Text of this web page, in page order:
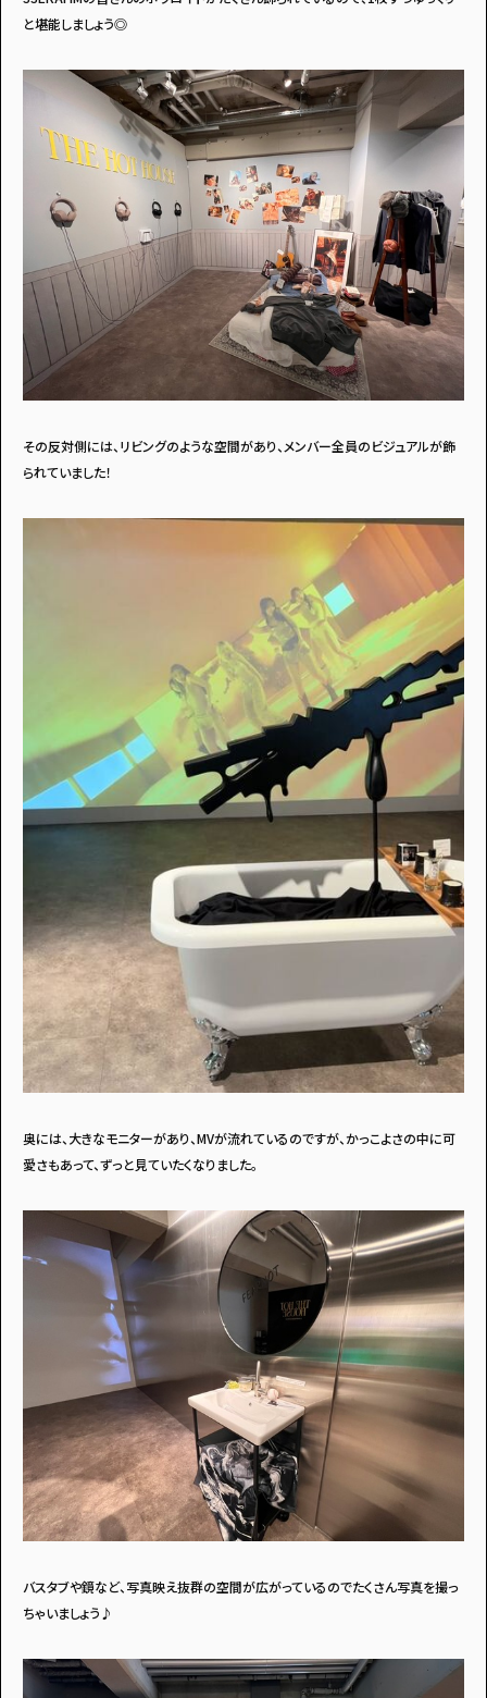
と堪能しましょう◎
その反対側には、リビングのような空間があり、メンバー全員のビジュアルが飾
られていました！
奥には、大きなモニターがあり、MVが流れているのですが、かっこよさの中に可
愛さもあって、ずっと見ていたくなりました。
バスタブや鏡など、写真映え抜群の空間が広がっているのでたくさん写真を撮っ
ちゃいましょう♪